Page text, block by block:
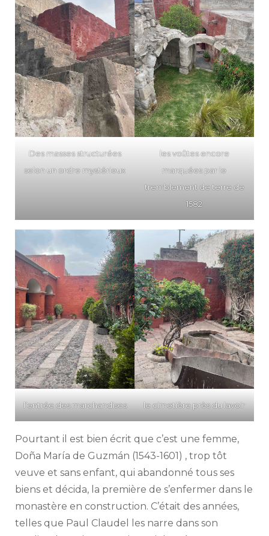
Des masses structurées
selon un ordre mystérieux
les voûtes encore
marquées par le
tremblement de terre de
1582
l’entrée des marchandises le cimetière près du lavoir
Pourtant il est bien écrit que c’est une femme,
Doña María de Guzmán (1543-1601) , trop tôt
veuve et sans enfant, qui abandonné tous ses
biens et décida, la première de s’enfermer dans le
monastère en construction. C’était des années,
telles que Paul Claudel les narre dans son